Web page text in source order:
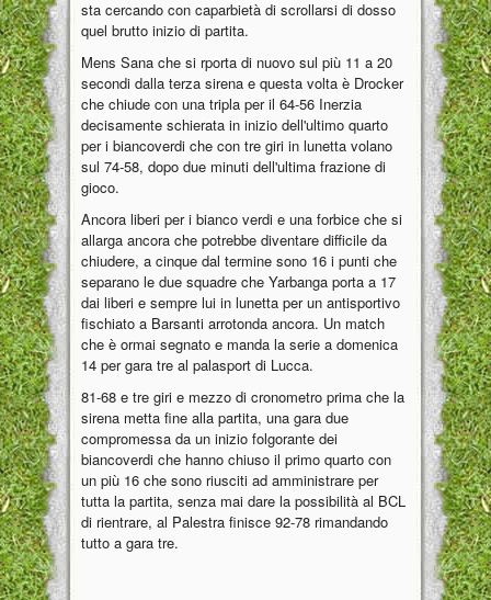
sta cercando con caparbietà di scrollarsi di dosso
quel brutto inizio di partita.
Mens Sana che si rporta di nuovo sul più 11 a 20
secondi dalla terza sirena e questa volta è Drocker
che chiude con una tripla per il 64-56 Inerzia
decisamente schierata in inizio dell'ultimo quarto
per i biancoverdi che con tre giri in lunetta volano
sul 74-58, dopo due minuti dell'ultima frazione di
gioco.
Ancora liberi per i bianco verdi e una forbice che si
allarga ancora che potrebbe diventare difficile da
chiudere, a cinque dal termine sono 16 i punti che
separano le due squadre che Yarbanga porta a 17
dai liberi e sempre lui in lunetta per un antisportivo
fischiato a Barsanti arrotonda ancora. Un match
che è ormai segnato e manda la serie a domenica
14 per gara tre al palasport di Lucca.
81-68 e tre giri e mezzo di cronometro prima che la
sirena metta fine alla partita, una gara due
compromessa da un inizio folgorante dei
biancoverdi che hanno chiuso il primo quarto con
un più 16 che sono riusciti ad amministrare per
tutta la partita, senza mai dare la possibilità al BCL
di rientrare, al Palestra finisce 92-78 rimandando
tutto a gara tre.